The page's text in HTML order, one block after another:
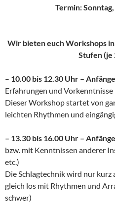
Termin:
Wir bieten euch Workshops
Stufen (je
– 10.00 bis 12.30 Uhr –
Erfahrungen und Vorkenntnisse
Dieser Workshop startet von
leichten Rhythmen und
– 13.30 bis 16.00 Uhr –
bzw. mit Kenntnissen anderer
etc.)
Die Schlagtechnik wird nur kurz
gleich los mit Rhythmen und
schwer)